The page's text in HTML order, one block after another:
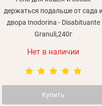
держаться подальше от сада и
двора Inodorina - Disabituante
Granuli,240г
Нет в наличии
Купить